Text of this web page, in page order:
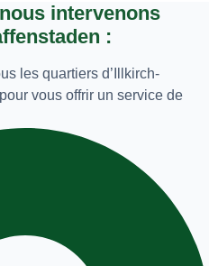
intervenons
:
les quartiers d’Illkirch-
vous offrir un service de